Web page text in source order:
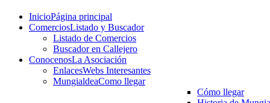
InicioPágina principal
ComerciosListado y Buscador
Listado de Comercios
Buscador en Callejero
ConocenosLa Asociación
EnlacesWebs Interesantes
MungialdeaComo llegar
Cómo llegar